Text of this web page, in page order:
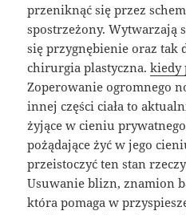
przeniknąć się przez
spostrzeżony. Wytwarzają
się przygnębienie oraz tak
chirurgia plastyczna.kiedy
Zoperowanie ogromnego
innej części ciała to
żyjące w cieniu
pożądające żyć w jego
przeistoczyć ten stan
Usuwanie blizn, znamion
która pomaga w